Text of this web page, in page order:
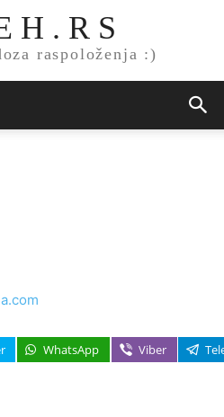
H . R S
raspoloženja :)
WhatsApp Viber